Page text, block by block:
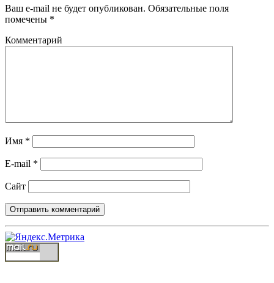
Ваш e-mail не будет опубликован. Обязательные поля
помечены *
Комментарий
Имя *
E-mail *
Сайт